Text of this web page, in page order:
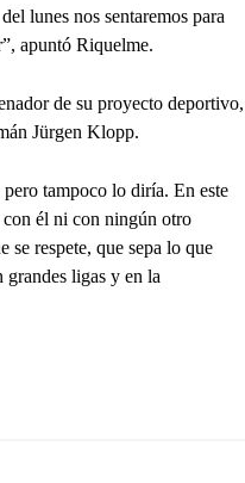
lunes nos sentaremos para
apuntó Riquelme.
de su proyecto deportivo,
Jürgen Klopp.
tampoco lo diría. En este
con él ni con ningún otro
se respete, que sepa lo que
ligas y en la